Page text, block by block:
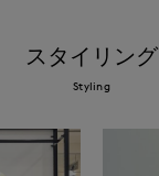
スタイリング
Styling